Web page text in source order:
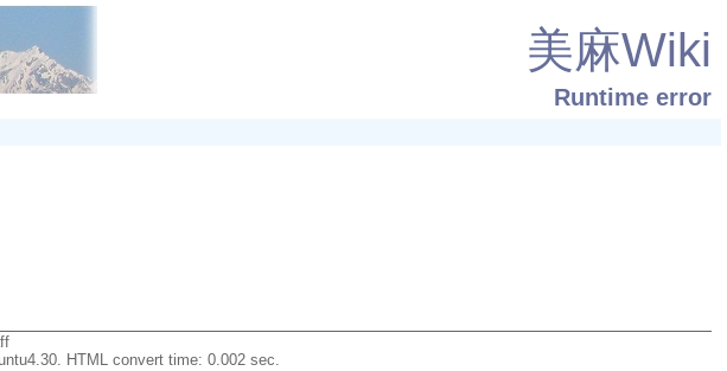
美麻Wiki
Runtime error
HTML convert time: 0.002 sec.